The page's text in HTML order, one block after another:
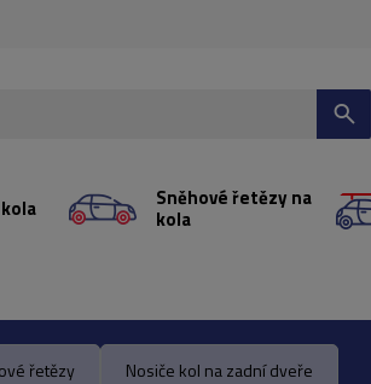
Sněhové řetězy na
kola
řetězy Nosiče kol na zadní dveře